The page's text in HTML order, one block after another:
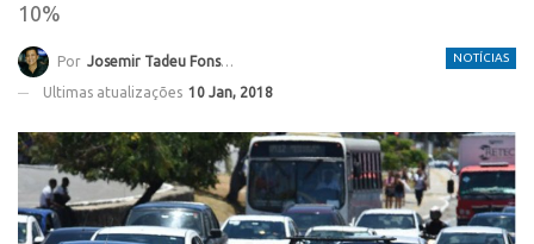
10%
NOTÍCIAS
Por Josemir Tadeu Fonseca
Ultimas atualizações 10 Jan, 2018